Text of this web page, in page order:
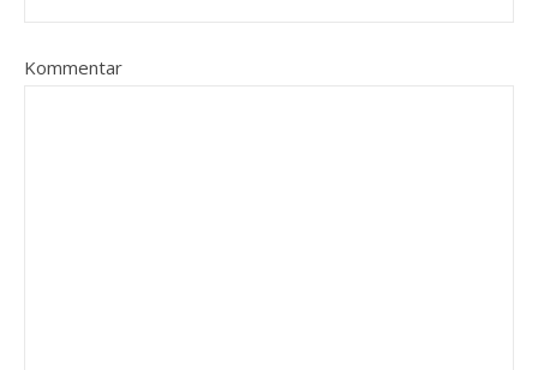
Kommentar